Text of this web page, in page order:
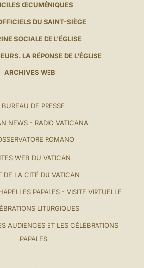
ŒCUMÉNIQUES
DU SAINT-SIÈGE
SOCIALE DE L'ÉGLISE
LA RÉPONSE DE L'ÉGLISE
ARCHIVES WEB
BUREAU DE PRESSE
NEWS - RADIO VATICANA
ROMANO
WEB DU VATICAN
DE LA CITÉ DU VATICAN
PAPALES - VISITE VIRTUELLE
LITURGIQUES
AUDIENCES ET LES CÉLÉBRATIONS
PAPALES